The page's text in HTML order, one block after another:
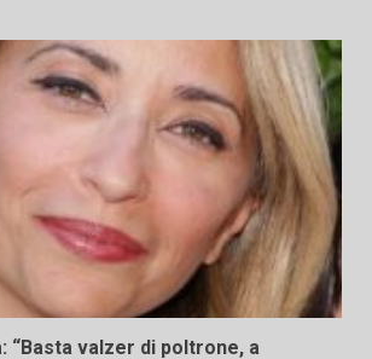
“Basta valzer di poltrone, a